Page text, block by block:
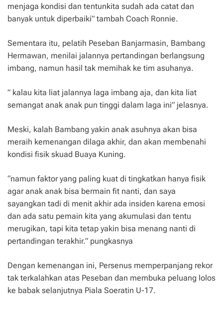
menjaga kondisi dan tentunkita sudah ada catat dan
banyak untuk diperbaiki” tambah Coach Ronnie.
Sementara itu, pelatih Peseban Banjarmasin, Bambang
Hermawan, menilai jalannya pertandingan berlangsung
imbang, namun hasil tak memihak ke tim asuhanya.
” kalau kita liat jalannya laga imbang aja, dan kita liat
semangat anak anak pun tinggi dalam laga ini” jelasnya.
Meski, kalah Bambang yakin anak asuhnya akan bisa
meraih kemenangan dilaga akhir, dan akan membenahi
kondisi fisik skuad Buaya Kuning.
“namun faktor yang paling kuat di tingkatkan hanya fisik
agar anak anak bisa bermain fit nanti, dan saya
sayangkan tadi di menit akhir ada insiden karena emosi
dan ada satu pemain kita yang akumulasi dan tentu
merugikan, tapi kita tetap yakin bisa menang nanti di
pertandingan terakhir.” pungkasnya
Dengan kemenangan ini, Persenus memperpanjang rekor
tak terkalahkan atas Peseban dan membuka peluang lolos
ke babak selanjutnya Piala Soeratin U-17.